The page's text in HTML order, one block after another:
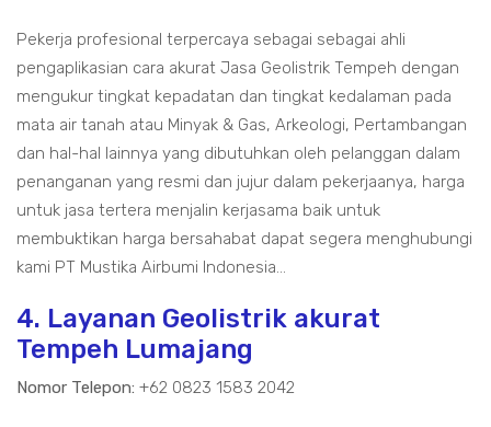
Pekerja profesional terpercaya sebagai sebagai ahli
pengaplikasian cara akurat Jasa Geolistrik Tempeh dengan
mengukur tingkat kepadatan dan tingkat kedalaman pada
mata air tanah atau Minyak & Gas, Arkeologi, Pertambangan
dan hal-hal lainnya yang dibutuhkan oleh pelanggan dalam
penanganan yang resmi dan jujur dalam pekerjaanya, harga
untuk jasa tertera menjalin kerjasama baik untuk
membuktikan harga bersahabat dapat segera menghubungi
kami PT Mustika Airbumi Indonesia...
4. Layanan Geolistrik akurat
Tempeh Lumajang
Nomor Telepon: +62 0823 1583 2042